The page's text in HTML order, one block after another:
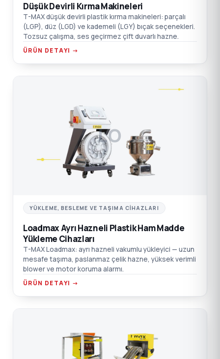
Düşük Devirli Kırma Makineleri
T-MAX düşük devirli plastik kırma makineleri: parçalı
(LGP), düz (LGD) ve kademeli (LGY) bıçak seçenekleri.
Tozsuz çalışma, ses geçirmez çift duvarlı hazne.
ÜRÜN DETAYI →
LO
YÜKLEME, BESLEME VE TAŞIMA CIHAZLARI
Loadmax Ayrı Hazneli Plastik Ham Madde
Yükleme Cihazları
T-MAX Loadmax: ayrı hazneli vakumlu yükleyici — uzun
mesafe taşıma, paslanmaz çelik hazne, yüksek verimli
blower ve motor koruma alarmı.
ÜRÜN DETAYI →